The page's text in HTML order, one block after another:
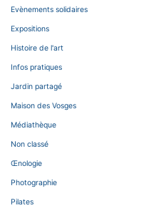
Evènements solidaires
Expositions
Histoire de l'art
Infos pratiques
Jardin partagé
Maison des Vosges
Médiathèque
Non classé
Œnologie
Photographie
Pilates